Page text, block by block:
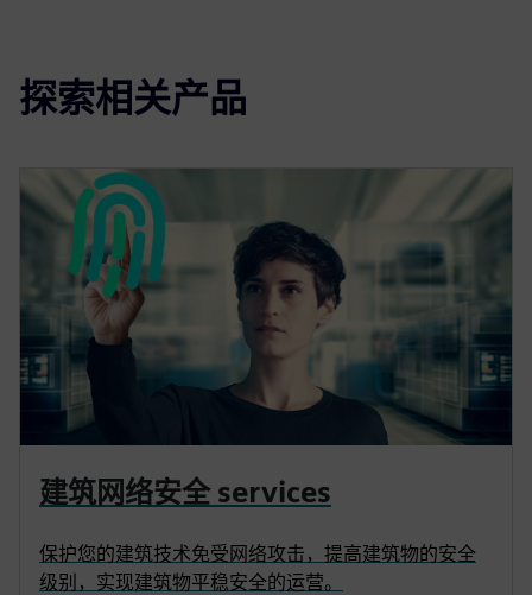
探索相关产品
建筑网络安全 services
保护您的建筑技术免受网络攻击，提高建筑物的安全
级别，实现建筑物平稳安全的运营。